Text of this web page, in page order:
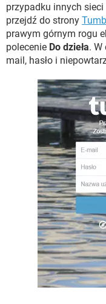
przypadku innych
przejdź do strony
prawym górnym rogu
polecenie Do dzieła. W
mail, hasło i